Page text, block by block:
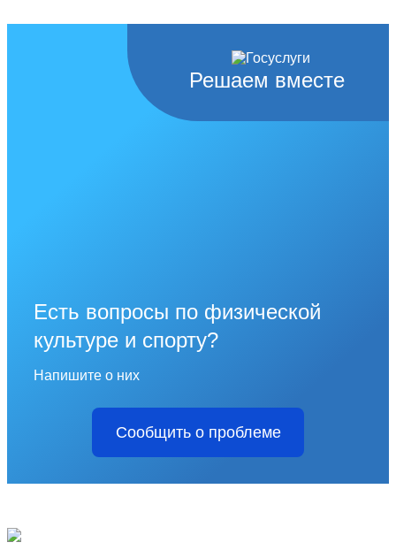
Решаем вместе
Есть вопросы по физической
культуре и спорту?
Напишите о них
Сообщить о проблеме